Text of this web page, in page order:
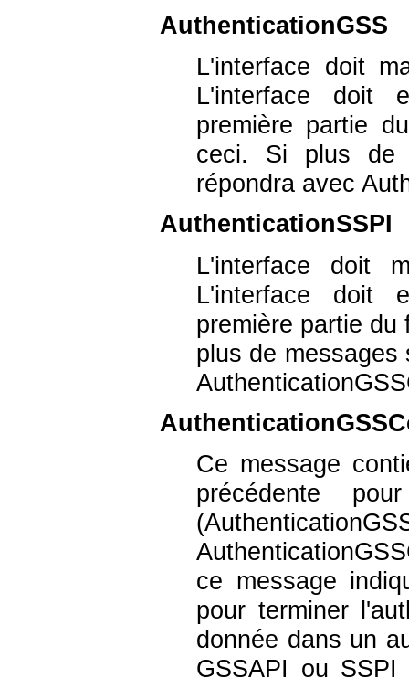
AuthenticationGSS
L'interface doit
L'interface doit
première partie
ceci. Si plus de
répondra avec
AuthenticationSSPI
L'interface doit
L'interface doit
première partie
plus de messages
Ce message
précédente
ce message
pour terminer
donnée dans un
GSSAPI ou